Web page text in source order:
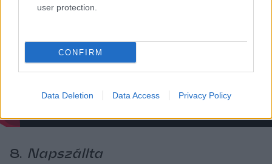
user protection.
CONFIRM
Data Deletion Data Access Privacy Policy
életért.
8. Napszállta